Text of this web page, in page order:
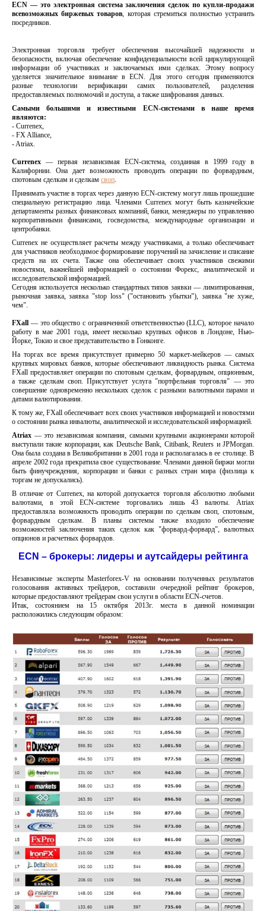
ECN — это электронная система заключения сделок по купли-продажи
всевозможных биржевых товаров, которая стремиться полностью устранить
посредников.
Электронная торговля требует обеспечения высочайшей надежности и
безопасности, включая обеспечение конфиденциальности всей циркулирующей
информации об участниках и заключаемых ими сделках. Этому вопросу
уделяется значительное внимание в ECN. Для этого сегодня применяются
разные технологии верификации самих пользователей, разделения
предоставляемых полномочий и доступа, а также шифрования данных.
Самыми большими и известными ECN-системами в наше время
являются:
- Currenex,
- FX Alliance,
- Atriax.
Currenex — первая независимая ECN-система, созданная в 1999 году в
Калифорнии. Она дает возможность проводить операции по форвардным,
спотовым сделкам и сделкам своп.
Принимать участие в торгах через данную ECN-систему могут лишь прошедшие
специальную регистрацию лица. Членами Currenex могут быть казначейские
департаменты разных финансовых компаний, банки, менеджеры по управлению
корпоративными финансами, госведомства, международные организации и
центробанки.
Currenex не осуществляет расчеты между участниками, а только обеспечивает
для участников необходимое формирование поручений на зачисление и списание
средств на их счета. Также она обеспечивает своих участников свежими
новостями, важнейшей информацией о состоянии Форекс, аналитической и
исследовательской информацией.
Сегодня используется несколько стандартных типов заявки — лимитированная,
рыночная заявка, заявка "stop loss" ("остановить убытки"), заявка "не хуже,
чем".
FXall — это общество с ограниченной ответственностью (LLC), которое начало
работу в мае 2001 года, имеет несколько крупных офисов в Лондоне, Нью-
Йорке, Токио и свое представительство в Гонконге.
На торгах все время присутствует примерно 50 маркет-мейкеров — самых
крупных мировых банков, которые обеспечивают ликвидность рынка. Система
FXall предоставляет операции по спотовым сделкам, форвардным, опционным,
а также сделкам своп. Присутствует услуга "портфельная торговля" — это
совершение одновременно нескольких сделок с разными валютными парами и
датами валютирования.
К тому же, FXall обеспечивает всех своих участников информацией и новостями
о состоянии рынка инвалюты, аналитической и исследовательской информацией.
Atriax — это независимая компания, самыми крупными акционерами которой
выступали такие корпорации, как Deutsche Bank, Citibank, Reuters и JPMorgan.
Она была создана в Великобритании в 2001 года и располагалась в ее столице. В
апреле 2002 года прекратила свое существование. Членами данной биржи могли
быть финучреждения, корпорации и банки с разных стран мира (физлица к
торгам не допускались).
В отличие от Currenex, на которой допускается торговля абсолютно любыми
валютами, в этой ECN-системе торговались лишь 43 валюты. Atriax
предоставляла возможность проводить операции по сделкам своп, спотовым,
форвардным сделкам. В планы системы также входило обеспечение
возможностей заключения таких сделок как "форвард-форвард", валютных
опционов и расчетных форвардов.
ECN – брокеры: лидеры и аутсайдеры рейтинга
Независимые эксперты Masterforex-V на основании полученных результатов
голосования активных трейдеров, составили очередной рейтинг брокеров,
которые предоставляют трейдерам свои услуги в области ECN-счетов.
Итак, состоянием на 15 октября 2013г. места в данной номинации
расположились следующим образом: